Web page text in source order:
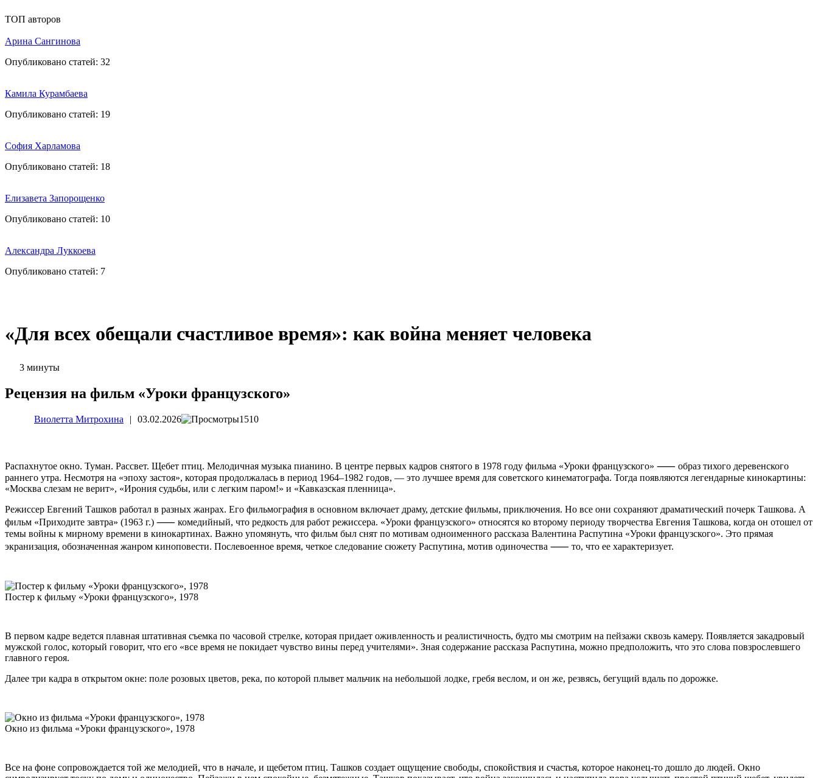
ТОП авторов
Арина Сангинова
Опубликовано статей: 32
Камила Курамбаева
Опубликовано статей: 19
София Харламова
Опубликовано статей: 18
Елизавета Запорощенко
Опубликовано статей: 10
Александра Луккоева
Опубликовано статей: 7
«Для всех обещали счастливое время»: как война меняет человека
3 минуты
Рецензия на фильм «Уроки французского»
Виолетта Митрохина | 03.02.2026 1510
Распахнутое окно. Туман. Рассвет. Щебет птиц. Мелодичная музыка пианино. В центре первых кадров снятого в 1978 году фильма «Уроки французского» ⸺ образ тихого деревенского
раннего утра. Несмотря на «эпоху застоя», которая продолжалась в период 1964–1982 годов, — это лучшее время для советского кинематографа. Тогда появляются легендарные кинокартины:
«Москва слезам не верит», «Ирония судьбы, или с легким паром!» и «Кавказская пленница».
Режиссер Евгений Ташков работал в разных жанрах. Его фильмография в основном включает драму, детские фильмы, приключения. Но все они сохраняют драматический почерк Ташкова. А
фильм «Приходите завтра» (1963 г.) ⸺ комедийный, что редкость для работ режиссера. «Уроки французского» относятся ко второму периоду творчества Евгения Ташкова, когда он отошел от
темы войны к мирному времени в кинокартинах. Важно упомянуть, что фильм был снят по мотивам одноименного рассказа Валентина Распутина «Уроки французского». Это прямая
экранизация, обозначенная жанром киноповести. Послевоенное время, четкое следование сюжету Распутина, мотив одиночества ⸺ то, что ее характеризует.
Постер к фильму «Уроки французского», 1978
В первом кадре ведется плавная штативная съемка по часовой стрелке, которая придает оживленность и реалистичность, будто мы смотрим на пейзажи сквозь камеру. Появляется закадровый
мужской голос, который говорит, что его «все время не покидает чувство вины перед учителями». Зная содержание рассказа Распутина, можно предположить, что это слова повзрослевшего
главного героя.
Далее три кадра в открытом окне: поле розовых цветов, река, по которой плывет мальчик на небольшой лодке, гребя веслом, и он же, резвясь, бегущий вдаль по дорожке.
Окно из фильма «Уроки французского», 1978
Все на фоне сопровождается той же мелодией, что в начале, и щебетом птиц. Ташков создает ощущение свободы, спокойствия и счастья, которое наконец-то дошло до людей. Окно